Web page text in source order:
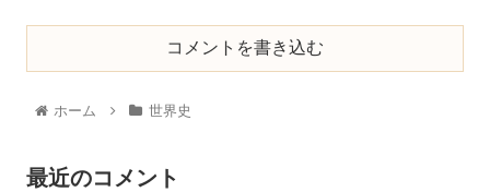
コメントを書き込む
ホーム 世界史
最近のコメント